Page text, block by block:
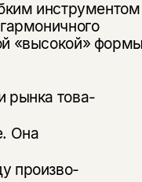
«высокой»
рынка това-
Она
произво-